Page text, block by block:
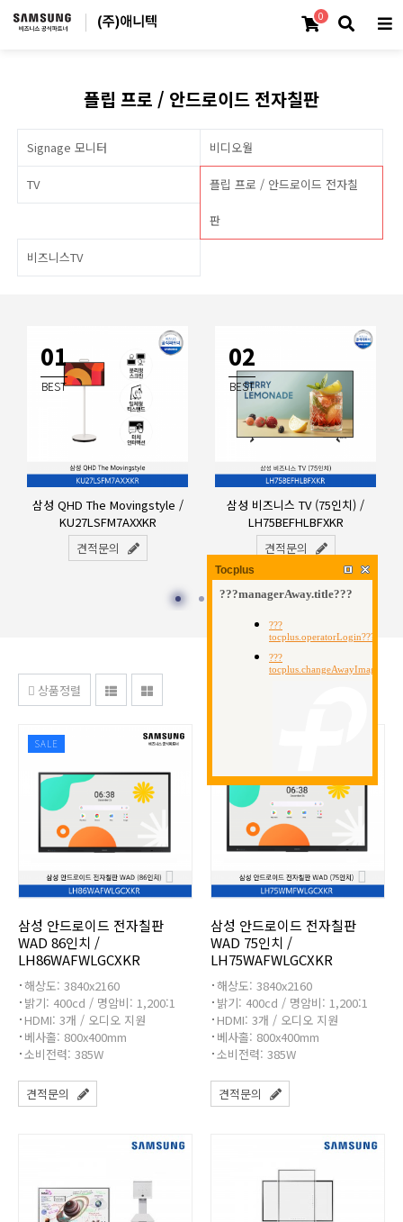
0
플립 프로 / 안드로이드 전자칠판
Signage 모니터 비디오월
TV 플립 프로 / 안드로이드 전자칠
판
비즈니스TV
01
BEST
삼성 QHD The Movingstyle /
KU27LSFM7AXXKR
견적문의
02
BEST
삼성 비즈니스 TV (75인치) /
LH75BEFHLBFXKR
견적문의
상품정렬
SALE
삼성 안드로이드 전자칠판
WAD 86인치 /
LH86WAFWLGCXKR
해상도: 3840x2160
밝기: 400cd / 명암비: 1,200:1
HDMI: 3개 / 오디오 지원
베사홀: 800x400mm
소비전력: 385W
견적문의
삼성 안드로이드 전자칠판
WAD 75인치 /
LH75WAFWLGCXKR
해상도: 3840x2160
밝기: 400cd / 명암비: 1,200:1
HDMI: 3개 / 오디오 지원
베사홀: 800x400mm
소비전력: 385W
견적문의
Tocplus